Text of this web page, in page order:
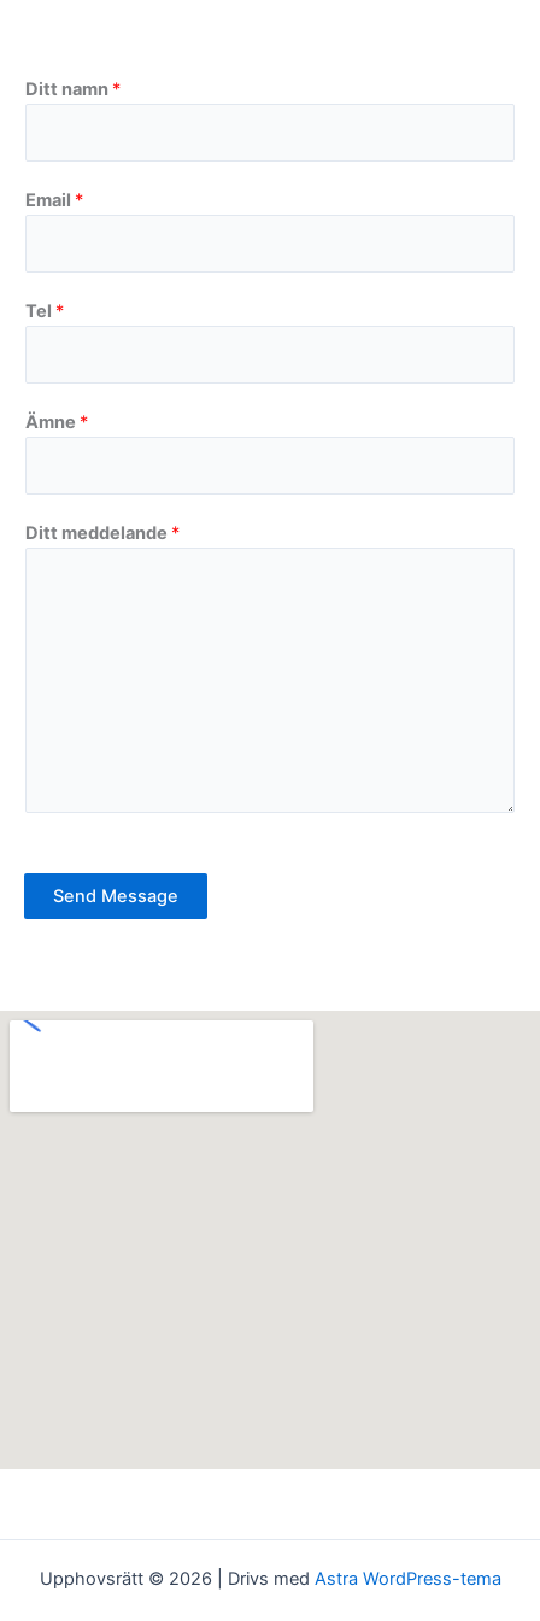
Ditt namn *
Email *
Tel *
Ämne *
Ditt meddelande *
Send Message
Upphovsrätt © 2026 | Drivs med Astra WordPress-tema